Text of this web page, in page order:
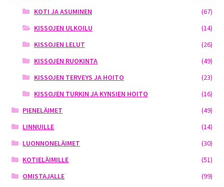
KOTI JA ASUMINEN
(67)
KISSOJEN ULKOILU
(14)
KISSOJEN LELUT
(26)
KISSOJEN RUOKINTA
(49)
KISSOJEN TERVEYS JA HOITO
(23)
KISSOJEN TURKIN JA KYNSIEN HOITO
(16)
PIENELÄIMET
(49)
LINNUILLE
(14)
LUONNONELÄIMET
(30)
KOTIELÄIMILLE
(51)
OMISTAJALLE
(99)